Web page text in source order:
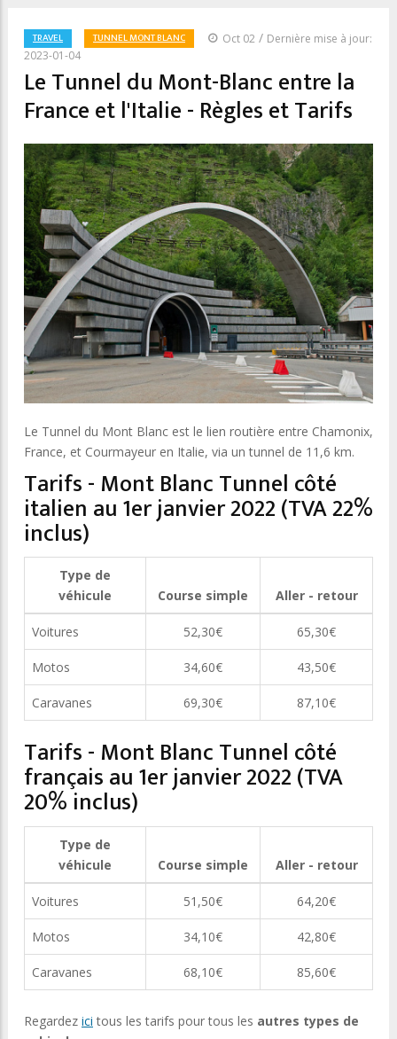
TRAVEL TUNNEL MONT BLANC Oct 02 / Dernière mise à jour:
2023-01-04
Le Tunnel du Mont-Blanc entre la
France et l'Italie - Règles et Tarifs
Le Tunnel du Mont Blanc est le lien routière entre Chamonix,
France, et Courmayeur en Italie, via un tunnel de 11,6 km.
Tarifs - Mont Blanc Tunnel côté
italien au 1er janvier 2022 (TVA 22%
inclus)
Type de
véhicule
Course simple Aller - retour
Voitures 52,30€ 65,30€
Motos 34,60€ 43,50€
Caravanes 69,30€ 87,10€
Tarifs - Mont Blanc Tunnel côté
français au 1er janvier 2022 (TVA
20% inclus)
Type de
véhicule
Course simple Aller - retour
Voitures 51,50€ 64,20€
Motos 34,10€ 42,80€
Caravanes 68,10€ 85,60€
Regardez ici tous les tarifs pour tous les autres types de